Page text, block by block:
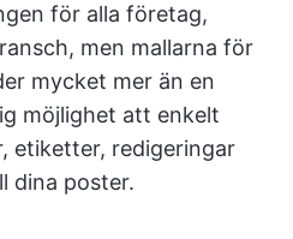
för alla företag,
men mallarna för
mycket mer än en
möjlighet att enkelt
etiketter, redigeringar
dina poster.